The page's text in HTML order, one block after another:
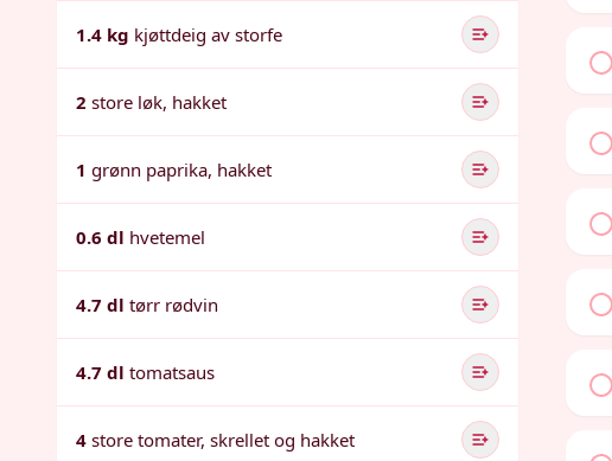
1.4 kg kjøttdeig av storfe
2 store løk, hakket
1 grønn paprika, hakket
0.6 dl hvetemel
4.7 dl tørr rødvin
4.7 dl tomatsaus
4 store tomater, skrellet og hakket